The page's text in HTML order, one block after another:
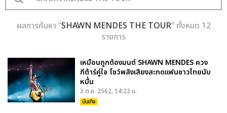
ผลการค้นหา “SHAWN MENDES THE TOUR” ทั้งหมด 12
รายการ
เหมือนถูกต้องมนต์ SHAWN MENDES ควง
กีต้าร์คู่ใจ โชว์พลังเสียงสะกดแฟนชาวไทยนับ
หมื่น
3 ต.ค. 2562, 14:22 น.
บันเทิง